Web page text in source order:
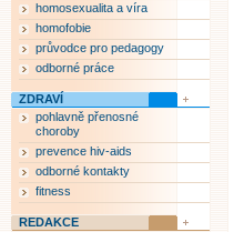
homosexualita a víra
homofobie
průvodce pro pedagogy
odborné práce
ZDRAVÍ
pohlavně přenosné
choroby
prevence hiv-aids
odborné kontakty
fitness
REDAKCE